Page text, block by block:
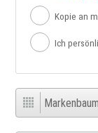
Kopie an
Ich
Markenbaum